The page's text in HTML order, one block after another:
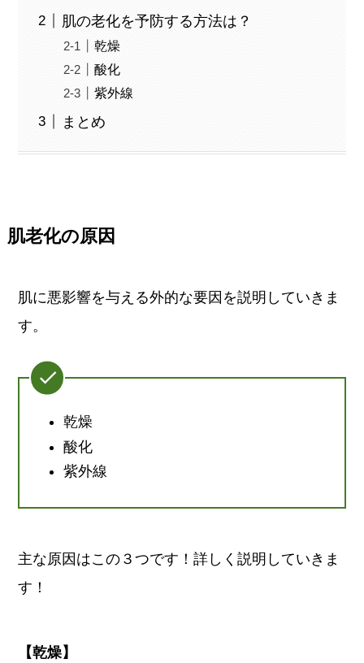
肌の老化を予防する方法は？
乾燥
酸化
紫外線
まとめ
肌老化の原因
肌に悪影響を与える外的な要因を説明していきま
す。
乾燥
酸化
紫外線
主な原因はこの３つです！詳しく説明していきま
す！
【乾燥】